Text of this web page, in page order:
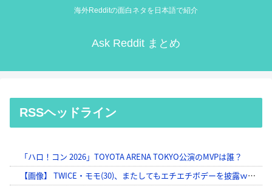
海外Redditの面白ネタを日本語で紹介
Ask Reddit まとめ
RSSヘッドライン